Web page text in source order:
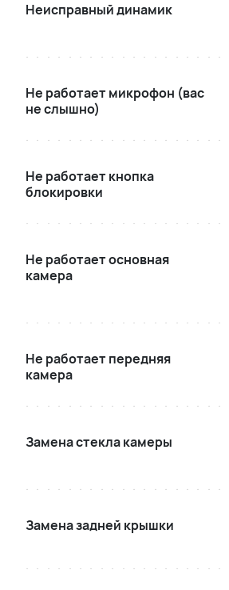
Неисправный динамик
Не работает микрофон (вас
не слышно)
Не работает кнопка
блокировки
Не работает основная
камера
Не работает передняя
камера
Замена стекла камеры
Замена задней крышки